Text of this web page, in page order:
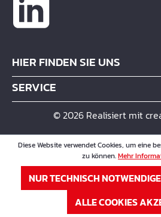
HIER FINDEN SIE UNS
SERVICE
© 2026 Realisiert mit
Diese Website verwendet Cookies, um eine
zu können.Mehr
NUR TECHNISCH NOTWENDIGE
ALLE COOKIES